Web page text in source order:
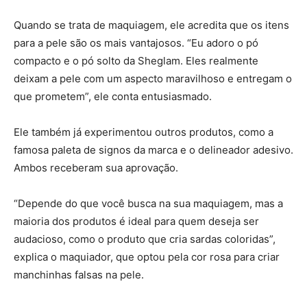
Quando se trata de maquiagem, ele acredita que os itens
para a pele são os mais vantajosos. “Eu adoro o pó
compacto e o pó solto da Sheglam. Eles realmente
deixam a pele com um aspecto maravilhoso e entregam o
que prometem”, ele conta entusiasmado.
Ele também já experimentou outros produtos, como a
famosa paleta de signos da marca e o delineador adesivo.
Ambos receberam sua aprovação.
“Depende do que você busca na sua maquiagem, mas a
maioria dos produtos é ideal para quem deseja ser
audacioso, como o produto que cria sardas coloridas”,
explica o maquiador, que optou pela cor rosa para criar
manchinhas falsas na pele.